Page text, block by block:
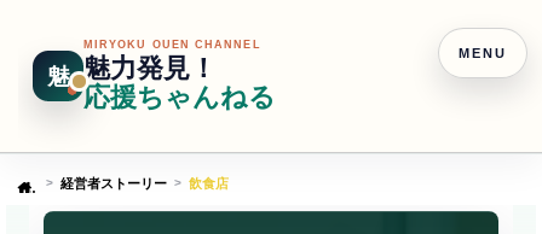
魅
MIRYOKU OUEN CHANNEL
魅力発見！
応援ちゃんねる
Home 経営者ストーリー 飲食店
MENU